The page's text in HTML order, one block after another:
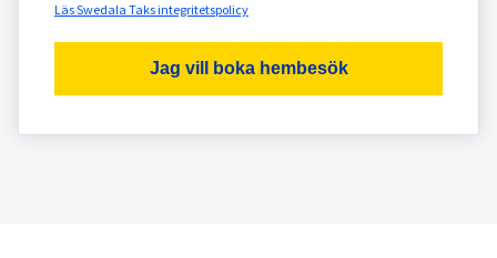
Läs Swedala Taks integritetspolicy
Jag vill boka hembesök